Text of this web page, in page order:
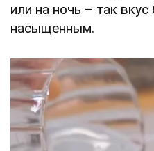
или на ночь – так вкус
насыщенным.